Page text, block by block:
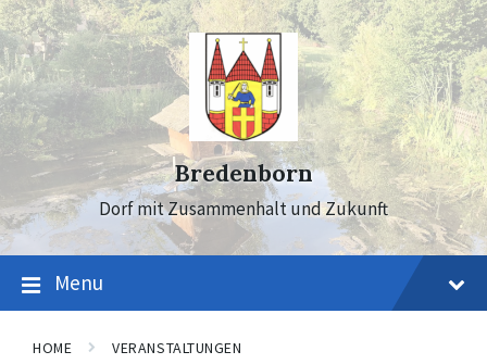
Skip
to
content
Skip
to
main
navigation
Skip
to
footer
Bredenborn
Dorf mit Zusammenhalt und Zukunft
Menu
HOME VERANSTALTUNGEN